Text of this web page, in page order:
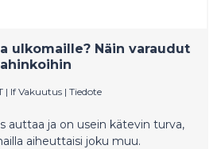
ulkomaille? Näin varaudut
| If Vakuutus | Tiedote
auttaa ja on usein kätevin turva,
aiheuttaisi joku muu.